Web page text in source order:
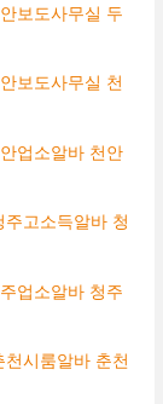
보도사무실 두
보도사무실 천
업소알바 천안
고소득알바 청
업소알바 청주
시룸알바 춘천